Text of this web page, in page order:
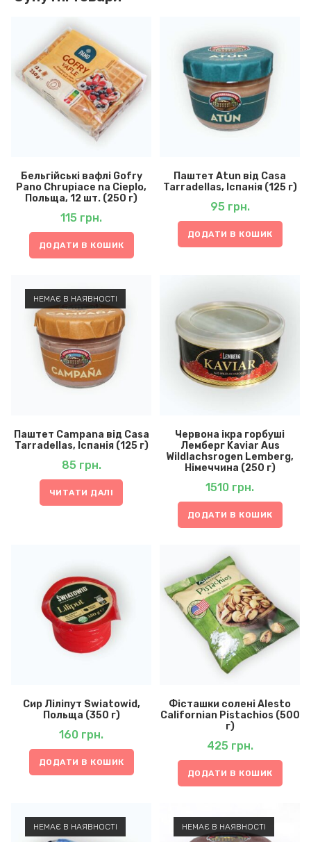
Бельгійські вафлі Gofry
Pano Chrupiace na Cieplo,
Польща, 12 шт. (250 г)
115 грн.
ДОДАТИ В КОШИК
Паштет Atun від Casa
Tarradellas, Іспанія (125 г)
95 грн.
ДОДАТИ В КОШИК
НЕМАЄ В НАЯВНОСТІ
Паштет Campana від Casa
Tarradellas, Іспанія (125 г)
85 грн.
ЧИТАТИ ДАЛІ
Червона ікра горбуші
Лемберг Kaviar Aus
Wildlachsrogen Lemberg,
Німеччина (250 г)
1510 грн.
ДОДАТИ В КОШИК
Сир Ліліпут Swiatowid,
Польща (350 г)
160 грн.
ДОДАТИ В КОШИК
Фісташки солені Alesto
Californian Pistachios (500
г)
425 грн.
ДОДАТИ В КОШИК
НЕМАЄ В НАЯВНОСТІ НЕМАЄ В НАЯВНОСТІ